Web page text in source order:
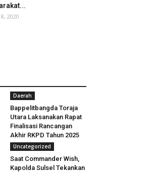
2020
Daerah
Bappelitbangda Toraja
Utara Laksanakan Rapat
Finalisasi Rancangan
Akhir RKPD Tahun 2025
Uncategorized
Saat Commander Wish,
Kapolda Sulsel Tekankan